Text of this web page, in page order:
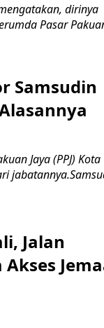
mengatakan, dirinya
Pasar
Samsudin
Jaya (PPJ) Kota
Jalan